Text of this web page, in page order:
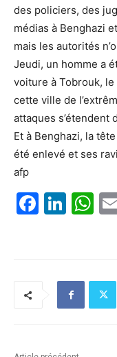
des policiers, des
médias à Benghazi
mais les autorités
Jeudi, un homme a
voiture à Tobrouk,
cette ville de
attaques s’étendent
Et à Benghazi, la
été enlevé et ses
afp
F
Li
dI
n
W
A
p